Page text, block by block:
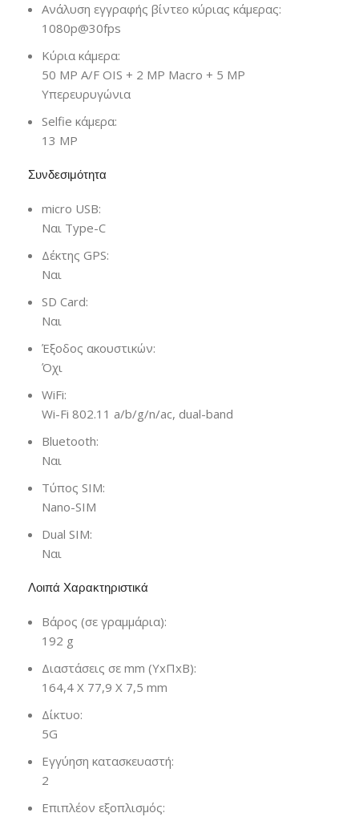
Ανάλυση εγγραφής βίντεο κύριας κάμερας:
1080p@30fps
Κύρια κάμερα:
50 MP A/F OIS + 2 MP Macro + 5 MP
Υπερευρυγώνια
Selfie κάμερα:
13 MP
Συνδεσιμότητα
micro USB:
Ναι Type-C
Δέκτης GPS:
Ναι
SD Card:
Ναι
Έξοδος ακουστικών:
Όχι
WiFi:
Wi-Fi 802.11 a/b/g/n/ac, dual-band
Bluetooth:
Ναι
Τύπος SIM:
Nano-SIM
Dual SIM:
Ναι
Λοιπά Χαρακτηριστικά
Βάρος (σε γραμμάρια):
192 g
Διαστάσεις σε mm (ΥxΠxΒ):
164,4 X 77,9 X 7,5 mm
Δίκτυο:
5G
Εγγύηση κατασκευαστή:
2
Επιπλέον εξοπλισμός: